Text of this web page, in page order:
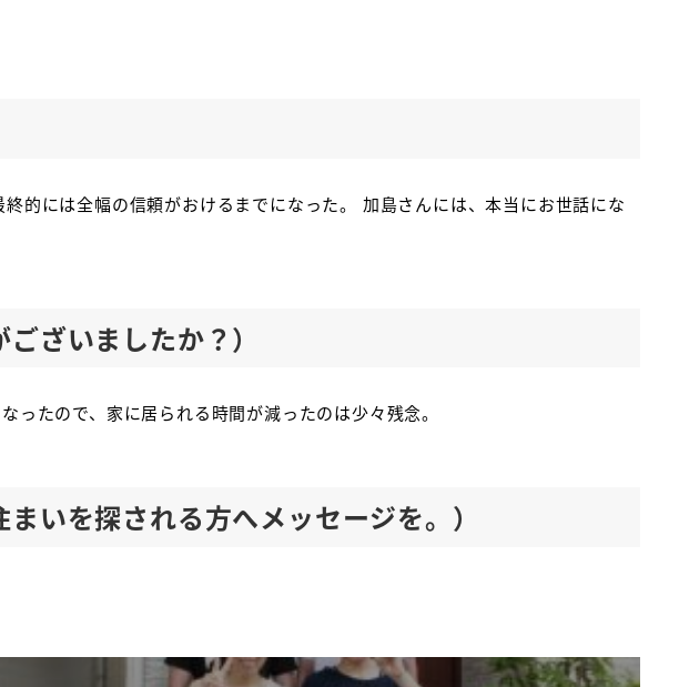
的には全幅の信頼がおけるまでになった。 加島さんには、本当にお世話にな
ざいましたか？）
たので、家に居られる時間が減ったのは少々残念。
いを探される方へメッセージを。）